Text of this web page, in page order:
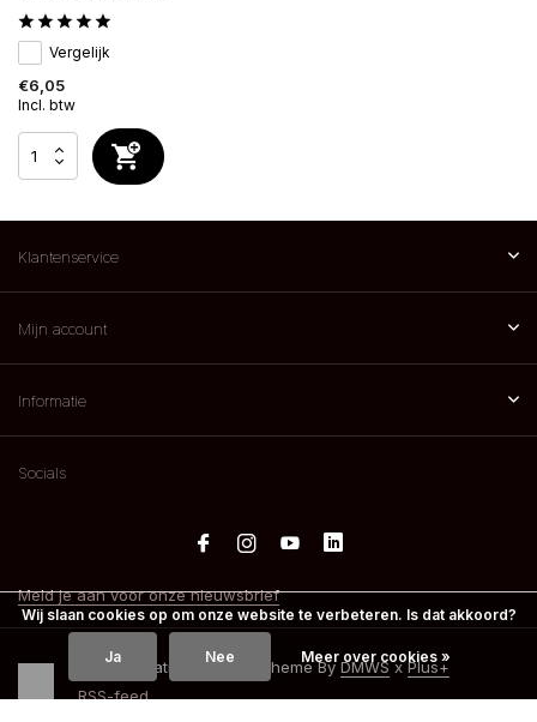
Vergelijk
€6,05
Incl. btw
Klantenservice
Mijn account
Informatie
Socials
Meld je aan voor onze nieuwsbrief
© 2026 Spatreatments - Theme ByDMWSxPlus+
RSS-feed
Wij slaan cookies op om onze website te verbeteren. Is dat akkoord?
Ja Nee Meer over cookies »